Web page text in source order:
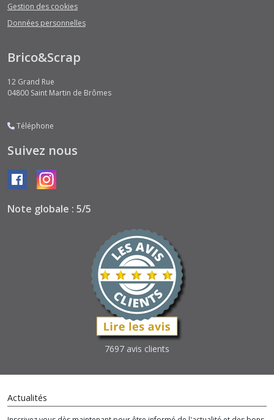
Gestion des cookies
Données personnelles
Brico&Scrap
12 Grand Rue
04800 Saint Martin de Brômes
Téléphone
Suivez nous
Note globale : 5/5
7697 avis clients
Actualités